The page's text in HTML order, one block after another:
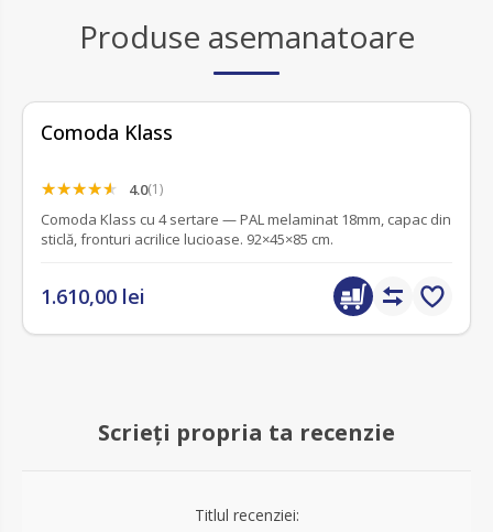
Produse asemanatoare
Comoda Klass
4.0(1)
Comoda Klass cu 4 sertare — PAL melaminat 18mm, capac din
sticlă, fronturi acrilice lucioase. 92×45×85 cm.
1.610,00 lei
Scrieți propria ta recenzie
Titlul recenziei: